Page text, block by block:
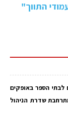
התווך"
הספר באופקים
שדרת הניהול